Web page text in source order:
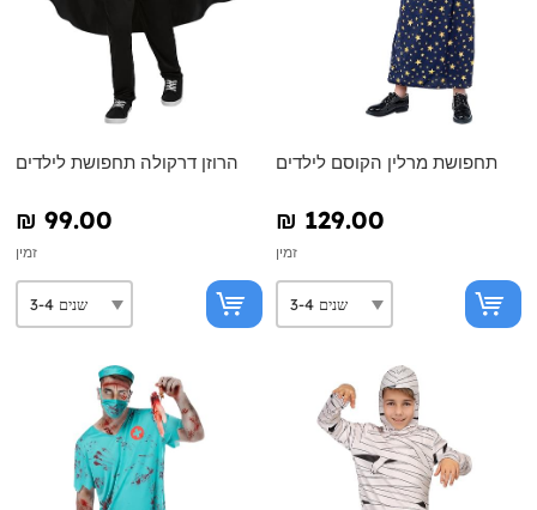
הרוזן דרקולה תחפושת לילדים
₪‎ 99.00
זמין
תחפושת מרלין הקוסם לילדים
₪‎ 129.00
זמין